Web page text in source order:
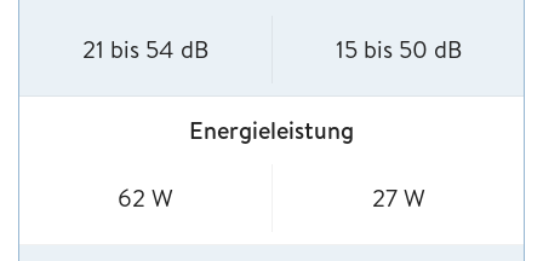
21 bis 54 dB 15 bis 50 dB
Energieleistung
62 W 27 W